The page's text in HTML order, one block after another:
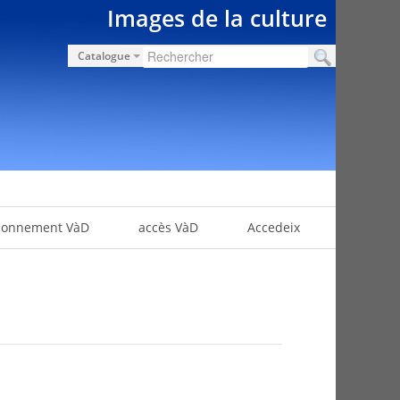
Images de la culture
Catalogue
VàD accès VàD Accedeix